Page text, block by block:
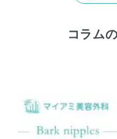
コラム